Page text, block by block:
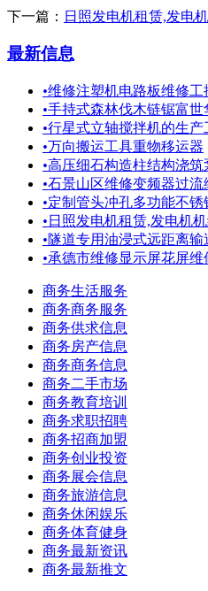
下一篇： 日照发电机租赁,发电
最新信息
•维修注塑机电路板维修工
•手持式森林伐木链锯富世
•行星式立轴搅拌机的生产
•万向搬运工具重物移运器
•高压细石构造柱结构浇筑
•石景山区维修变频器过流
•定制管头冲孔多功能不锈
• 日照发电机租赁,发电机
•隧道专用油浸式远距离输
•承德市维修显示屏花屏维
商务生活服务
商务商务服务
商务供求信息
商务房产信息
商务商务信息
商务二手市场
商务教育培训
商务求职招聘
商务招商加盟
商务创业投资
商务展会信息
商务旅游信息
商务休闲娱乐
商务体育健身
商务最新资讯
商务最新推文